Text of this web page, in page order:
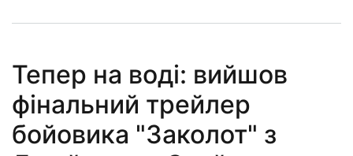
Тепер на воді: вийшов
фінальний трейлер
бойовика "Заколот" з